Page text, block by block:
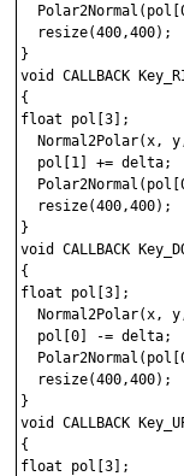
  resize(400,400);
}
void CALLBACK
{
float pol[3];
Normal2Polar(x,
  pol[1] += delta;
  resize(400,400);
}
void CALLBACK
{
float pol[3];
Normal2Polar(x,
  pol[0] -= delta;
  resize(400,400);
}
void CALLBACK
{
float pol[3];